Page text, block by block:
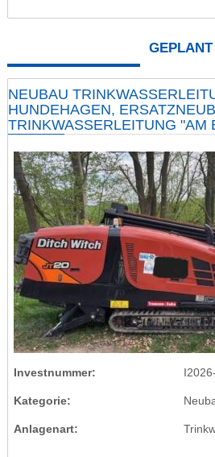
GEPLANT
NEUBAU
HUNDEHAGEN,
TRINKWASSERLEITUNG "AM
Investnummer
Kategorie
Anlagenart